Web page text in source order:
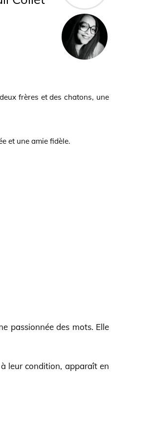
et une amie fidèle.
passionnée des mots. Elle
leur condition, apparaît en